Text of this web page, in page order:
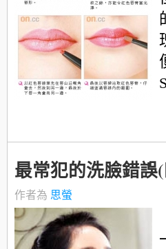
最常犯的洗臉錯誤
作者為 思螢